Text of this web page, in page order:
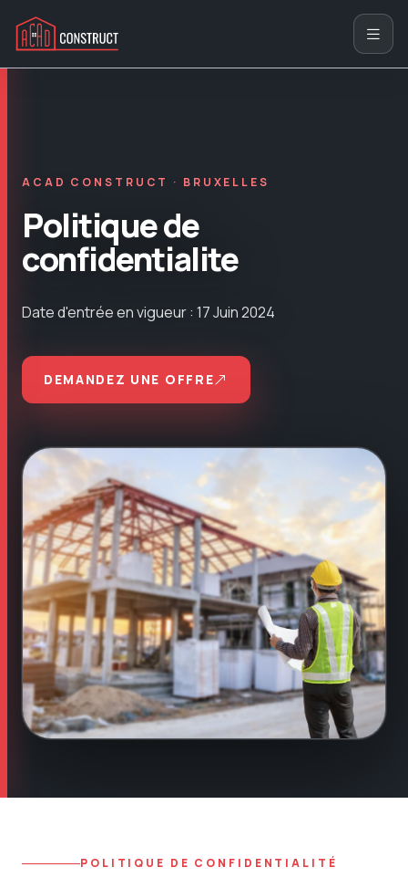
ACAD CONSTRUCT · BRUXELLES
Politique de
confidentialite
Date d'entrée en vigueur : 17 Juin 2024
DEMANDEZ UNE OFFRE
POLITIQUE DE CONFIDENTIALITÉ